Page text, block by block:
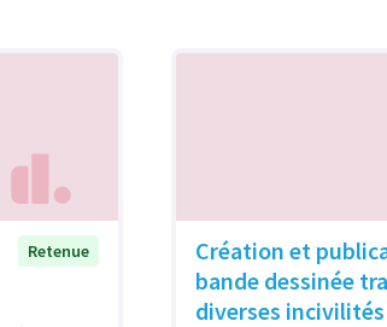
Retenue
Création et
bande dessinée
diverses incivilités